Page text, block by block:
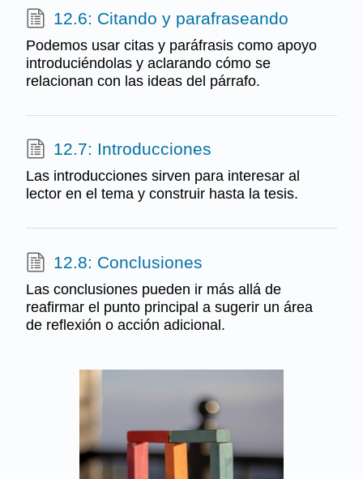
12.6: Citando y parafraseando
Podemos usar citas y paráfrasis como apoyo
introduciéndolas y aclarando cómo se
relacionan con las ideas del párrafo.
12.7: Introducciones
Las introducciones sirven para interesar al
lector en el tema y construir hasta la tesis.
12.8: Conclusiones
Las conclusiones pueden ir más allá de
reafirmar el punto principal a sugerir un área
de reflexión o acción adicional.